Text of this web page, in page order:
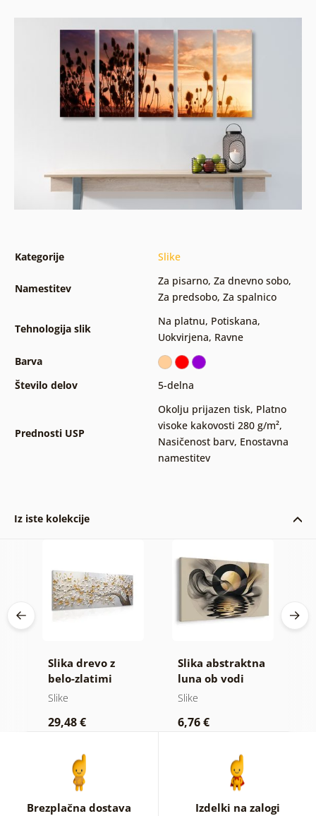
Kategorije Slike
Namestitev
Za pisarno, Za dnevno sobo,
Za predsobo, Za spalnico
Tehnologija slik
Na platnu, Potiskana,
Uokvirjena, Ravne
Barva
Število delov
5-delna
Prednosti USP
Okolju prijazen tisk, Platno
visoke kakovosti 280 g/m²,
Nasičenost barv, Enostavna
namestitev
Iz iste kolekcije
Slika drevo z
belo-zlatimi
cvetovi
Slike
29,48 €
Slika abstraktna
luna ob vodi
Slike
6,76 €
Brezplačna dostava Izdelki na zalogi